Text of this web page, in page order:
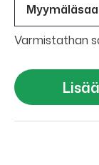
Varmistathan